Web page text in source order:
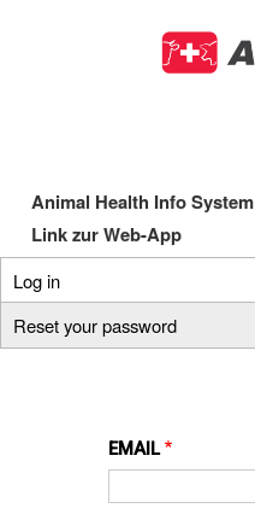
Main
navigation
Animal Health Info System
Link zur Web-App
Primary
tabs
Log in
Reset your password
EMAIL